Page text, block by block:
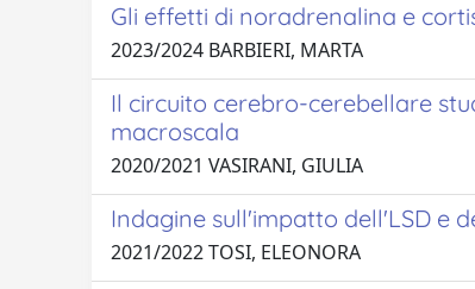
Gli effetti di noradrenalina e
2023/2024 BARBIERI, MARTA
Il circuito cerebro-cerebellare
macroscala
2020/2021 VASIRANI, GIULIA
Indagine sull'impatto dell'LSD e
2021/2022 TOSI, ELEONORA